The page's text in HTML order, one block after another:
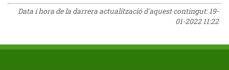
Data i hora de la darrera actualització d'aquest contingut:19-
01-2022 11:22